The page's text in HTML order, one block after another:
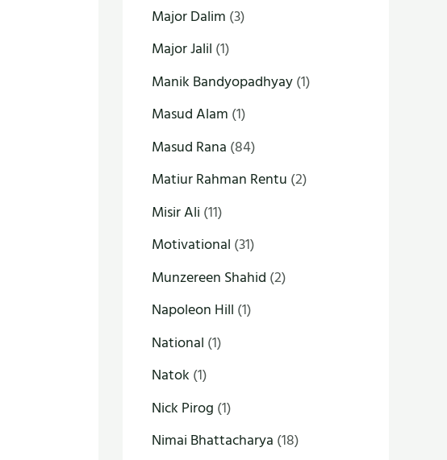
Major Dalim (3)
Major Jalil (1)
Manik Bandyopadhyay(1)
Masud Alam (1)
Masud Rana (84)
Matiur Rahman Rentu (2)
Misir Ali (11)
Motivational (31)
Munzereen Shahid (2)
Napoleon Hill (1)
National (1)
Natok (1)
Nick Pirog (1)
Nimai Bhattacharya (18)